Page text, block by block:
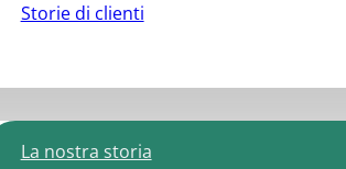
Storie di clienti
La nostra storia